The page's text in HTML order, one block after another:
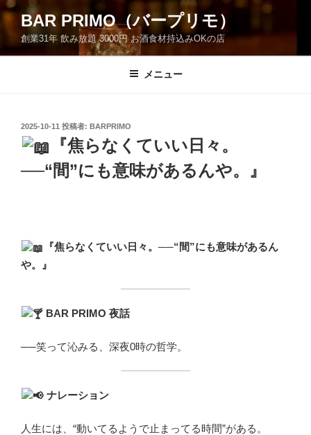
コ
ン
ン
BAR PRIMO（バープリモ）
創業31年 飲み放題 3000円 お酒食材持込みOKの店
メニュー
投
稿
2025-10-11 投稿者: BARPRIMO
『焦らなくていい日々。
──“間”にも意味があるんや。』
『焦らなくていい日々。──“間”にも意味があるん
や。』
BAR PRIMO夜話
──笑って沁みる、深夜0時の哲学。
ナレーション
人生には、“動いてるようで止まってる時間”がある。